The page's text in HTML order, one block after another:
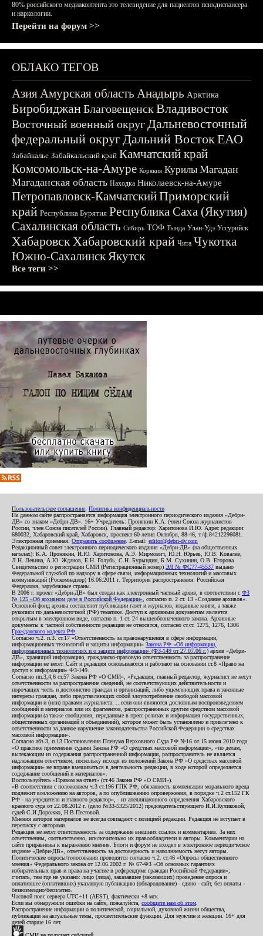
80% российского медиаконтента это телевидение для пациентов психдиспансера
и наркологии.
Перейти на форум >>
ОБЛАКО ТЕГОВ
АзияАмурская область Анадырь Арктика
БиробиджанБлаговещенскВладивосток
Восточный военный округДальневосточный
федеральный округДальний ВостокЕАО
Забайкалье Забайкальский край Камчатский край
Комсомольск-на-Амуре Корякия Курилы Магадан
Магаданская область Находка Николаевск-на-Амуре
Петропавловск-КамчатскийПриморский
край Республика Бурятия Республика Саха (Якутия)
Сахалинская область Сибирь ТОФ Тында Улан-Удэ Уссурийск
ХабаровскХабаровский край Чита Чукотка
Южно-СахалинскЯкутск
Все теги >>
Пользовательское соглашение Политика конфиденциальности
На данном сайте распространяется информация электронного периодического издания «Дебри-
ДВ» со знаком «Дебри-ДВ». 16+ Учредитель: Пронякин К.А. (член Союза журналистов
России, член Союза писателей России). Главный редактор: Харитонова И.Ю. Адрес редакции:
680032, Хабаровский край, Хабаровск, проспект 60-летия Октября, 88-46, т./ф.84212296081.
Электронная приемная: Отправить сообщение . E-mail: editor@debri-dv.com
Редакционный совет электронного периодического издания «Дебри-ДВ» (на общественных
началах): К.А. Пронякин, И.Ю. Харитонова, А.Э. Мирмович, Ю.Н. Юрьев, Ю.В. Ковалев,
Л.Н. Левина, А.Ю. Жданов, Е.Н. Голубь, С.Н. Бурындин, Б.М. Сухинин, О.В. Егорова
Свидетельство о регистрации СМИ (Регистрационный номер) ЭЛ № ФС77-45537 выдано
Федеральной службой по надзору в сфере связи, информационных технологий и массовых
коммуникаций (Роскомнадзор) 16.06.2011 г. Территория распространения: Российская
Федерация, зарубежные страны.
В 2006 г. проект «Дебри-ДВ» был создан как электронный частный архив, в соответствии с ФЗ
№ 125 «Об архивном деле в Российской Федерации» , согласно п. 2 ст. 13 «Создание архивов».
Основной фонд архива составляют публикации газет и журналов, изданные книги, а также
рукописи по дальневосточной (РФ) тематике. Доступ к архивным документам является
открытым в электронном виде, согласно п. 1 ст. 24 вышеобозначенного закона. Архивные
документы к частной собственности редакции не относятся, согласно ст.ст. 1275, 1276, 1306
Гражданского кодекса РФ
Согласно ч.2. п.3. ст.17 «Ответственность за правонарушения в сфере информации,
информационных технологий и защиты информации» Закона РФ «Об информации,
информационных технологиях и о защите информации» (ФЗ-149 от 27.07.06 г.) архив «Дебри-
ДВ», хранящий информацию, гражданско-правовую ответственность за распространение
информации не несет. Сайт и редакция основываются и работают на основании ст.8 «Право на
доступ к информации» ФЗ-149.
Согласно пп.3,4,6 ст.57 Закона РФ «О СМИ», «Редакция, главный редактор, журналист не несут
ответственности за распространение сведений, не соответствующих действительности и
порочащих честь и достоинство граждан и организаций, либо ущемляющих права и законные
интересы граждан, либо представляющих собой злоупотребление свободой массовой
информации и (или) правами журналиста: ...если они являются дословным воспроизведением
сообщений и материалов или их фрагментов, распространенных другим средством массовой
информации (а также сообщения, переданные в пресс-релизах и информация государственных,
общественных организаций и объединений), которое может быть установлено и привлечено к
ответственности за данное нарушение законодательства Российской Федерации о средствах
массовой информации».
Согласно абз.3, п.13 Постановления Пленума Верховного Суда РФ №16 от 15 июня 2010 года
«О практике применения судами Закона РФ «О средствах массовой информации», «по делам,
вытекающим из содержания распространенной информации, распространитель не является
надлежащим ответчиком, поскольку исходя из положений Закона РФ «О средствах массовой
информации» не вправе вмешиваться в деятельность редакции, в ходе которой определяется
содержание сообщений и материалов».
Воспользуйтесь «Правом на ответ» (ст.46 Закона РФ «О СМИ»).
«В соответствии с положением ч.3 ст.196 ГПК РФ, обязанность компенсации морального вреда
подлежит возложению на авторов, а по опубликованию опровержения, в порядке ч.2 ст.152 ГК
РФ - на учредителя и главного редактор», - из апелляционного определения Хабаровского
краевого суда от 22.08.2012 г. (дело №33-5325/2012) председательствующего И.И.Куликовой,
судей С.И.Дорожко, Н.В.Пестовой.
Мнения авторов материалов не всегда совпадают с позицией редакции. Редакция не вступает в
переписку с авторами.
Редакция не несет ответственность за содержание внешних ссылок и комментариев. За них
ответственны, соответственно, исключительно их правообладатели и авторы. Комментарии на
сайте приравнены к выражению мнения. Блоги и форум не входят в электронное периодическое
издание «Дебри-ДВ», ответственность за достоверность и наполняемость несут авторы.
Политические опросы/голосования проводятся согласно ч.2. ст.46 «Опросы общественного
мнения» Федерального закона от 12.06.2002 г. № 67-ФЗ «Об основных гарантиях
избирательных прав и права на участие в референдуме граждан Российской Федерации»;
считать, там где не указано: лицо (лица), заказавшее (заказавших) проведение опроса и
оплатившее (оплативших) указанную публикацию (обнародование) - едино - сайт, без оплаты -
безвозмездно/бесплатно.
Часовой пояс сервера UTC+11 (AEST), фактически +8 мск.
Если вы обнаружили ошибки на сайте, пожалуйста, сообщите нам об этом
Распространение информации о политической, социальной, духовной жизни общества,
публикации на актуальные темы, просветительские функции. Для мужчин и женщин. 16+ для
детей старше 16 лет.